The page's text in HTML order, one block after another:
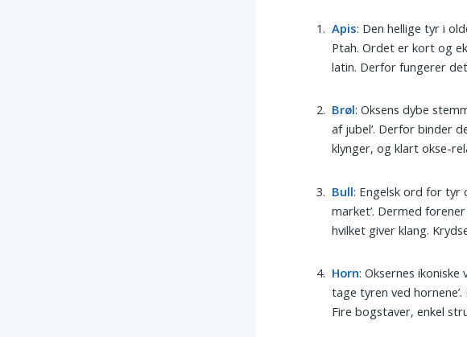
Apis: Den hellige tyr i
Ptah. Ordet er kort og
latin. Derfor fungerer
Brøl: Oksens dybe
af jubel’. Derfor binder
klynger, og klart okse-
Bull: Engelsk ord for tyr
market’. Dermed
hvilket giver klang.
Horn: Oksernes
tage tyren ved
Fire bogstaver, enkel